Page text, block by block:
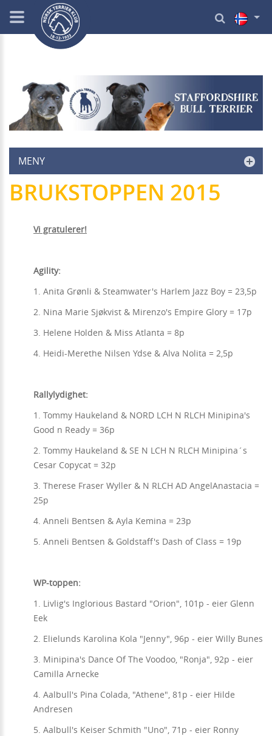
MENY
BRUKSTOPPEN 2015
Vi gratulerer!
Agility:
1. Anita Grønli & Steamwater's Harlem Jazz Boy = 23,5p
2. Nina Marie Sjøkvist & Mirenzo's Empire Glory = 17p
3. Helene Holden & Miss Atlanta = 8p
4. Heidi-Merethe Nilsen Ydse & Alva Nolita = 2,5p
Rallylydighet:
1. Tommy Haukeland & NORD LCH N RLCH Minipina's
Good n Ready = 36p
2. Tommy Haukeland & SE N LCH N RLCH Minipina´s
Cesar Copycat = 32p
3. Therese Fraser Wyller & N RLCH AD AngelAnastacia =
25p
4. Anneli Bentsen & Ayla Kemina = 23p
5. Anneli Bentsen & Goldstaff's Dash of Class = 19p
WP-toppen:
1. Livlig's Inglorious Bastard "Orion", 101p - eier Glenn
Eek
2. Elielunds Karolina Kola "Jenny", 96p - eier Willy Bunes
3. Minipina's Dance Of The Voodoo, "Ronja", 92p - eier
Camilla Arnecke
4. Aalbull's Pina Colada, "Athene", 81p - eier Hilde
Andresen
5. Aalbull's Keiser Schmith "Uno", 71p - eier Ronny